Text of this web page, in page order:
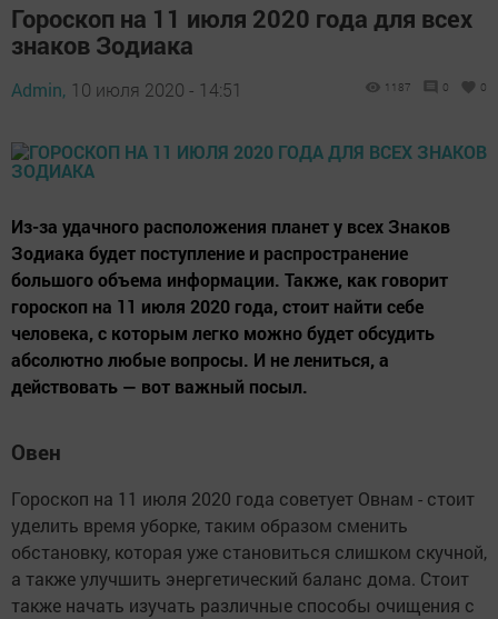
Гороскоп на 11 июля 2020 года для всех
знаков Зодиака
Admin, 10 июля 2020 - 14:51 1187 0 0
Из-за удачного расположения планет у всех Знаков
Зодиака будет поступление и распространение
большого объема информации. Также, как говорит
гороскоп на 11 июля 2020 года, стоит найти себе
человека, с которым легко можно будет обсудить
абсолютно любые вопросы. И не лениться, а
действовать — вот важный посыл.
Овен
Гороскоп на 11 июля 2020 года советует Овнам - стоит
уделить время уборке, таким образом сменить
обстановку, которая уже становиться слишком скучной,
а также улучшить энергетический баланс дома. Стоит
также начать изучать различные способы очищения с